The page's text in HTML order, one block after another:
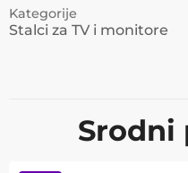
Kategorije
Stalci za TV i monitore
Srodni